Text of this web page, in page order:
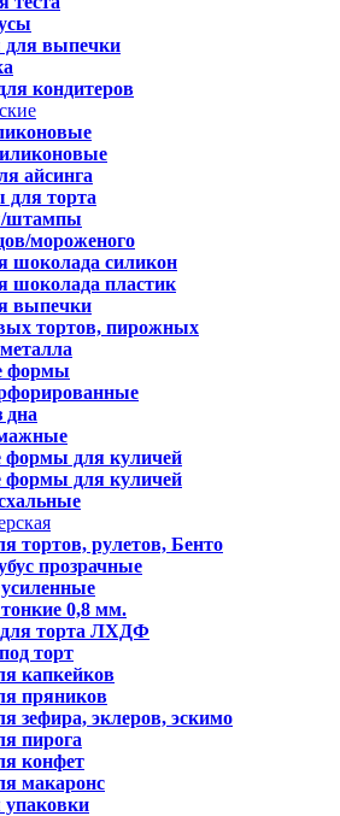
выпечки
кондитеров
айсинга
для торта
штампы
мороженого
шоколада силикон
пластик
выпечки
тортов, пирожных
формы
для куличей
для куличей
тортов, рулетов, Бенто
прозрачные
0,8 мм.
торта ЛХДФ
торт
капкейков
пряников
зефира, эклеров, эскимо
пирога
конфет
макаронс